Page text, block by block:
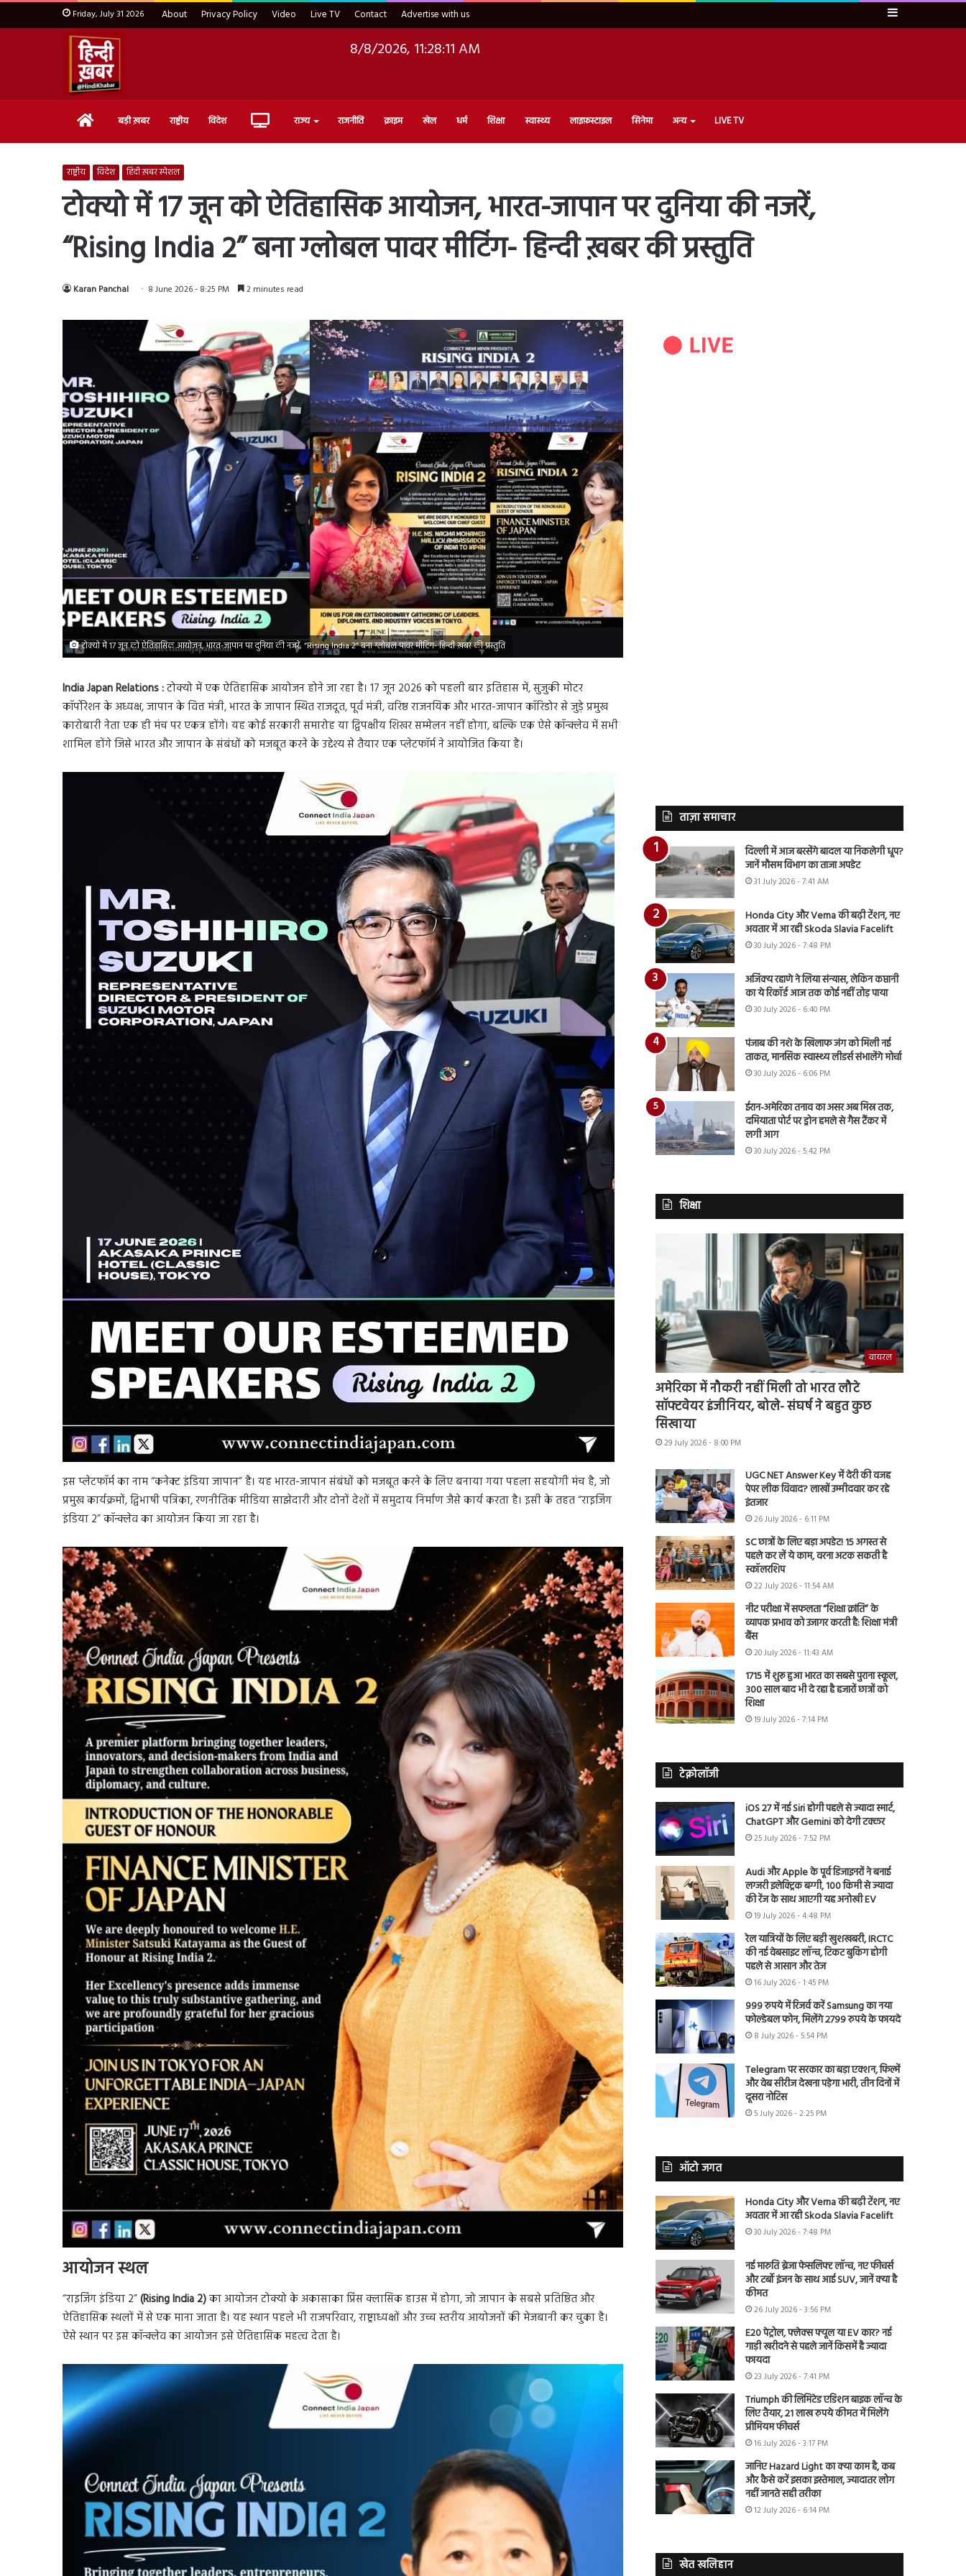
Friday, July 31 2026 About Privacy Policy Video Live TV Contact Advertise with us Sidebar
8/8/2026, 11:28:13 AM
Home बड़ी ख़बर राष्ट्रीय विदेश Live राज्य राजनीति क्राइम खेल धर्म शिक्षा स्वास्थ्य लाइफ़स्टाइल सिनेमा अन्य LIVE TV
राष्ट्रीय विदेश हिंदी ख़बर स्पेशल
टोक्यो में 17 जून को ऐतिहासिक आयोजन, भारत-जापान पर दुनिया की नजरें,
“Rising India 2” बना ग्लोबल पावर मीटिंग- हिन्दी ख़बर की प्रस्तुति
Karan Panchal 8 June 2026 - 8:25 PM 2 minutes read
टोक्यो में 17 जून को ऐतिहासिक आयोजन, भारत-जापान पर दुनिया की नजरें, “Rising India 2” बना ग्लोबल पावर मीटिंग- हिन्दी ख़बर की प्रस्तुति
India Japan Relations :टोक्यो में एक ऐतिहासिक आयोजन होने जा रहा है। 17 जून 2026 को पहली बार इतिहास में, सुजुकी मोटर
कॉर्पोरेशन के अध्यक्ष, जापान के वित्त मंत्री, भारत के जापान स्थित राजदूत, पूर्व मंत्री, वरिष्ठ राजनयिक और भारत-जापान कॉरिडोर से जुड़े प्रमुख
कारोबारी नेता एक ही मंच पर एकत्र होंगे। यह कोई सरकारी समारोह या द्विपक्षीय शिखर सम्मेलन नहीं होगा, बल्कि एक ऐसे कॉन्क्लेव में सभी
शामिल होंगे जिसे भारत और जापान के संबंधों को मजबूत करने के उद्देश्य से तैयार एक प्लेटफॉर्म ने आयोजित किया है।
इस प्लेटफॉर्म का नाम “कनेक्ट इंडिया जापान” है। यह भारत-जापान संबंधों को मजबूत करने के लिए बनाया गया पहला सहयोगी मंच है, जो
प्रमुख कार्यक्रमों, द्विभाषी पत्रिका, रणनीतिक मीडिया साझेदारी और दोनों देशों में समुदाय निर्माण जैसे कार्य करता है। इसी के तहत “राइजिंग
इंडिया 2” कॉन्क्लेव का आयोजन किया जा रहा है।
आयोजन स्थल
“राइजिंग इंडिया 2”(Rising India 2)का आयोजन टोक्यो के अकासाका प्रिंस क्लासिक हाउस में होगा, जो जापान के सबसे प्रतिष्ठित और
ऐतिहासिक स्थलों में से एक माना जाता है। यह स्थान पहले भी राजपरिवार, राष्ट्राध्यक्षों और उच्च स्तरीय आयोजनों की मेजबानी कर चुका है।
ऐसे स्थान पर इस कॉन्क्लेव का आयोजन इसे ऐतिहासिक महत्व देता है।
ताज़ा समाचार
दिल्ली में आज बरसेंगे बादल या निकलेगी धूप?
जानें मौसम विभाग का ताजा अपडेट
31 July 2026 - 7:41 AM
Honda City और Verna की बढ़ी टेंशन, नए
अवतार में आ रही Skoda Slavia Facelift
30 July 2026 - 7:48 PM
अजिंक्य रहाणे ने लिया संन्यास, लेकिन कप्तानी
का ये रिकॉर्ड आज तक कोई नहीं तोड़ पाया
30 July 2026 - 6:40 PM
पंजाब की नशे के खिलाफ जंग को मिली नई
ताकत, मानसिक स्वास्थ्य लीडर्स संभालेंगे मोर्चा
30 July 2026 - 6:06 PM
ईरान-अमेरिका तनाव का असर अब मिस्र तक,
दमियाता पोर्ट पर ड्रोन हमले से गैस टैंकर में
लगी आग
30 July 2026 - 5:42 PM
शिक्षा
वायरल
अमेरिका में नौकरी नहीं मिली तो भारत लौटे
सॉफ्टवेयर इंजीनियर, बोले- संघर्ष ने बहुत कुछ
सिखाया
29 July 2026 - 8:00 PM
UGC NET Answer Key में देरी की वजह
पेपर लीक विवाद? लाखों उम्मीदवार कर रहे
इंतजार
26 July 2026 - 6:11 PM
SC छात्रों के लिए बड़ा अपडेट! 15 अगस्त से
पहले कर लें ये काम, वरना अटक सकती है
स्कॉलरशिप
22 July 2026 - 11:54 AM
नीट परीक्षा में सफलता “शिक्षा क्रांति” के
व्यापक प्रभाव को उजागर करती है: शिक्षा मंत्री
बैंस
20 July 2026 - 11:43 AM
1715 में शुरू हुआ भारत का सबसे पुराना स्कूल,
300 साल बाद भी दे रहा है हजारों छात्रों को
शिक्षा
19 July 2026 - 7:14 PM
टेक्नोलॉजी
iOS 27 में नई Siri होगी पहले से ज्यादा स्मार्ट,
ChatGPT और Gemini को देगी टक्कर
25 July 2026 - 7:52 PM
Audi और Apple के पूर्व डिजाइनरों ने बनाई
लग्जरी इलेक्ट्रिक बग्गी, 100 किमी से ज्यादा
की रेंज के साथ आएगी यह अनोखी EV
19 July 2026 - 4:48 PM
रेल यात्रियों के लिए बड़ी खुशखबरी, IRCTC
की नई वेबसाइट लॉन्च, टिकट बुकिंग होगी
पहले से आसान और तेज
16 July 2026 - 1:45 PM
999 रुपये में रिजर्व करें Samsung का नया
फोल्डेबल फोन, मिलेंगे 2799 रुपये के फायदे
8 July 2026 - 5:54 PM
Telegram पर सरकार का बड़ा एक्शन, फिल्में
और वेब सीरीज देखना पड़ेगा भारी, तीन दिनों में
दूसरा नोटिस
5 July 2026 - 2:25 PM
ऑटो जगत
Honda City और Verna की बढ़ी टेंशन, नए
अवतार में आ रही Skoda Slavia Facelift
30 July 2026 - 7:48 PM
नई मारुति ब्रेजा फेसलिफ्ट लॉन्च, नए फीचर्स
और टर्बो इंजन के साथ आई SUV, जानें क्या है
कीमत
26 July 2026 - 3:56 PM
E20 पेट्रोल, फ्लेक्स फ्यूल या EV कार? नई
गाड़ी खरीदने से पहले जानें किसमें है ज्यादा
फायदा
23 July 2026 - 7:41 PM
Triumph की लिमिटेड एडिशन बाइक लॉन्च के
लिए तैयार, 21 लाख रुपये कीमत में मिलेंगे
प्रीमियम फीचर्स
16 July 2026 - 3:17 PM
जानिए Hazard Light का क्या काम है, कब
और कैसे करें इसका इस्तेमाल, ज्यादातर लोग
नहीं जानते सही तरीका
12 July 2026 - 6:14 PM
खेत खलिहान